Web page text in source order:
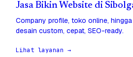
Jasa Bikin Website di
Company profile, toko online,
desain custom, cepat, SEO-ready.
Lihat layanan →